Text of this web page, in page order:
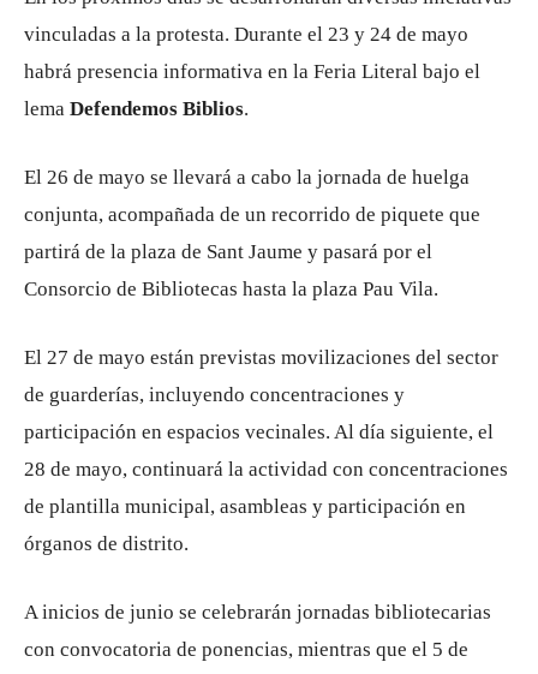
vinculadas a la protesta. Durante el 23 y 24 de mayo
habrá presencia informativa en la Feria Literal bajo el
lema Defendemos Biblios.
El 26 de mayo se llevará a cabo la jornada de huelga
conjunta, acompañada de un recorrido de piquete que
partirá de la plaza de Sant Jaume y pasará por el
Consorcio de Bibliotecas hasta la plaza Pau Vila.
El 27 de mayo están previstas movilizaciones del sector
de guarderías, incluyendo concentraciones y
participación en espacios vecinales. Al día siguiente, el
28 de mayo, continuará la actividad con concentraciones
de plantilla municipal, asambleas y participación en
órganos de distrito.
A inicios de junio se celebrarán jornadas bibliotecarias
con convocatoria de ponencias, mientras que el 5 de